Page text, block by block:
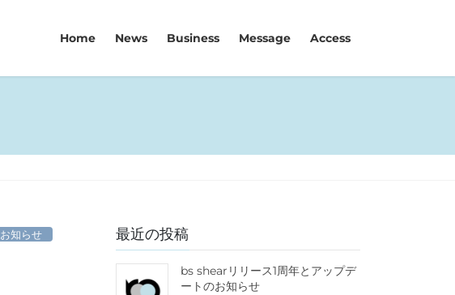
Home News Business Message Access
お知らせ 最近の投稿
bs shearリリース1周年とアップデ
ートのお知らせ